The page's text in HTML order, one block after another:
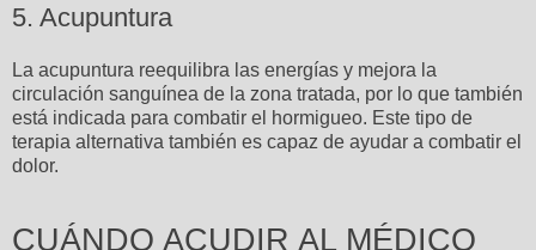
5. Acupuntura
La acupuntura reequilibra las energías y mejora la
circulación sanguínea de la zona tratada, por lo que también
está indicada para combatir el hormigueo. Este tipo de
terapia alternativa también es capaz de ayudar a combatir el
dolor.
CUÁNDO ACUDIR AL MÉDICO